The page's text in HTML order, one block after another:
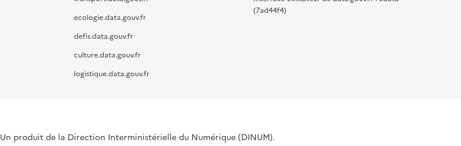
ecologie.data.gouv.fr
defis.data.gouv.fr
culture.data.gouv.fr
logistique.data.gouv.fr
(7ad44f4)
Un produit de la Direction Interministérielle du Numérique (DINUM).